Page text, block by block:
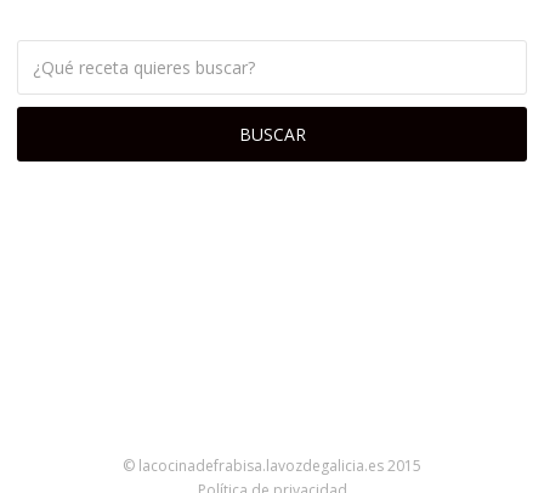
© lacocinadefrabisa.lavozdegalicia.es 2015